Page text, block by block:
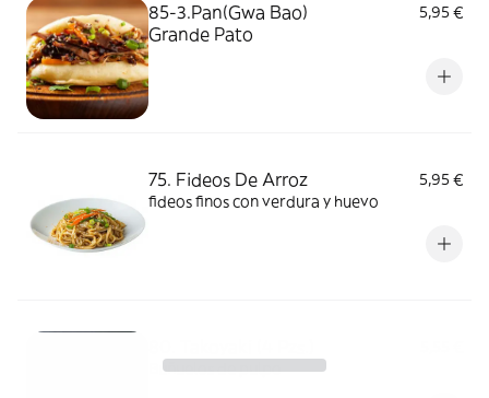
85-3.Pan(Gwa Bao)
Grande Pato
5,95 €
75. Fideos De Arroz
5,95 €
fideos finos con verdura y huevo
Buñuelos de pulpo